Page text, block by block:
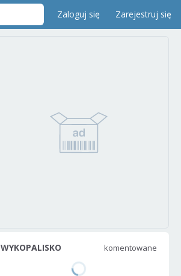
Zaloguj się Zarejestruj się
WYKOPALISKO komentowane